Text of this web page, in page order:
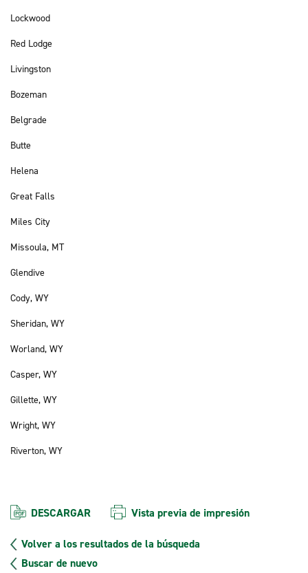
Lockwood
Red Lodge
Livingston
Bozeman
Belgrade
Butte
Helena
Great Falls
Miles City
Missoula, MT
Glendive
Cody, WY
Sheridan, WY
Worland, WY
Casper, WY
Gillette, WY
Wright, WY
Riverton, WY
DESCARGAR Vista previa de impresión
Volver a los resultados de la búsqueda
Buscar de nuevo